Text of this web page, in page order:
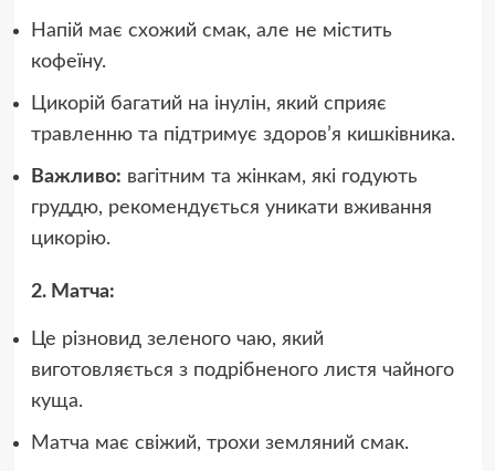
Напій має схожий смак, але не містить
кофеїну.
Цикорій багатий на інулін, який сприяє
травленню та підтримує здоров’я кишківника.
Важливо: вагітним та жінкам, які годують
груддю, рекомендується уникати вживання
цикорію.
2. Матча:
Це різновид зеленого чаю, який
виготовляється з подрібненого листя чайного
куща.
Матча має свіжий, трохи земляний смак.